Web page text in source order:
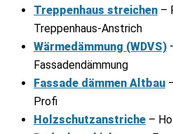
Treppenhaus streichen –
Treppenhaus-Anstrich
Wärmedämmung (WDVS)
Fassadendämmung
Fassade dämmen Altbau
Profi
Holzschutzanstriche –